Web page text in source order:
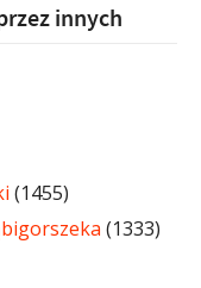
innych
(1455)
(1333)